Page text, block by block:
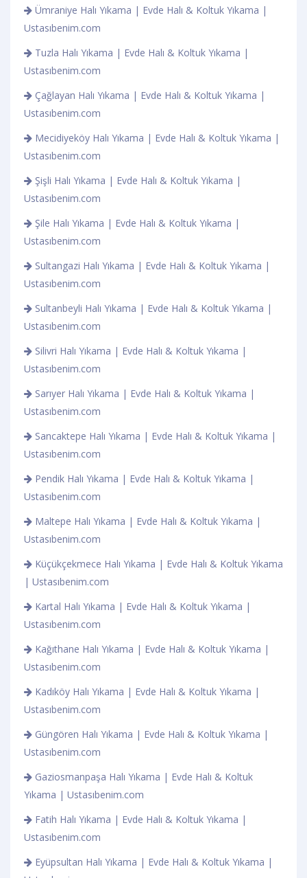
Ümraniye Halı Yıkama | Evde Halı & Koltuk Yıkama |
Ustasıbenim.com
Tuzla Halı Yıkama | Evde Halı & Koltuk Yıkama |
Ustasıbenim.com
Çağlayan Halı Yıkama | Evde Halı & Koltuk Yıkama |
Ustasıbenim.com
Mecidiyeköy Halı Yıkama | Evde Halı & Koltuk Yıkama |
Ustasıbenim.com
Şişli Halı Yıkama | Evde Halı & Koltuk Yıkama |
Ustasıbenim.com
Şile Halı Yıkama | Evde Halı & Koltuk Yıkama |
Ustasıbenim.com
Sultangazi Halı Yıkama | Evde Halı & Koltuk Yıkama |
Ustasıbenim.com
Sultanbeyli Halı Yıkama | Evde Halı & Koltuk Yıkama |
Ustasıbenim.com
Silivri Halı Yıkama | Evde Halı & Koltuk Yıkama |
Ustasıbenim.com
Sarıyer Halı Yıkama | Evde Halı & Koltuk Yıkama |
Ustasıbenim.com
Sancaktepe Halı Yıkama | Evde Halı & Koltuk Yıkama |
Ustasıbenim.com
Pendik Halı Yıkama | Evde Halı & Koltuk Yıkama |
Ustasıbenim.com
Maltepe Halı Yıkama | Evde Halı & Koltuk Yıkama |
Ustasıbenim.com
Küçükçekmece Halı Yıkama | Evde Halı & Koltuk Yıkama
| Ustasıbenim.com
Kartal Halı Yıkama | Evde Halı & Koltuk Yıkama |
Ustasıbenim.com
Kağıthane Halı Yıkama | Evde Halı & Koltuk Yıkama |
Ustasıbenim.com
Kadıköy Halı Yıkama | Evde Halı & Koltuk Yıkama |
Ustasıbenim.com
Güngören Halı Yıkama | Evde Halı & Koltuk Yıkama |
Ustasıbenim.com
Gaziosmanpaşa Halı Yıkama | Evde Halı & Koltuk
Yıkama | Ustasıbenim.com
Fatih Halı Yıkama | Evde Halı & Koltuk Yıkama |
Ustasıbenim.com
Eyüpsultan Halı Yıkama | Evde Halı & Koltuk Yıkama |